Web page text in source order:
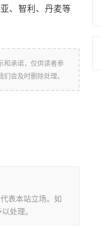
、智利、丹麦等
和承诺，仅供读者参
会及时删除处理。
表本站立场。如
处理。